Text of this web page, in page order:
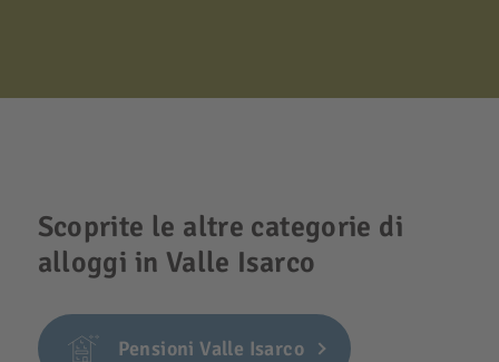
Scoprite le altre categorie di
alloggi in Valle Isarco
Pensioni Valle Isarco